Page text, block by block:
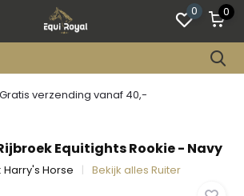
0 0
Gratis verzending vanaf 40,-
Equitights Rookie - Navy
Harry's Horse Bekijk alles Ruiter